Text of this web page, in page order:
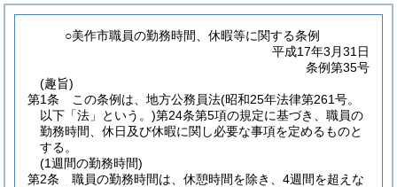
○美作市職員の勤務時間、休暇等に関する条例
平成17年3月31日
条例第35号
(趣旨)
第1条
この条例は、地方公務員法(昭和25年法律第261号。
以下「法」という。)第24条第5項の規定に基づき、職員の
勤務時間、休日及び休暇に関し必要な事項を定めるものと
する。
(1週間の勤務時間)
第2条
職員の勤務時間は、休憩時間を除き、4週間を超えな